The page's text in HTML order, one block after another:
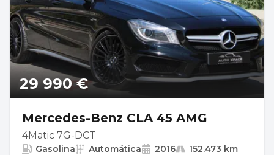
29 990 €
Mercedes-Benz CLA 45 AMG
4Matic 7G-DCT
Gasolina Automática 2016
152.473 km